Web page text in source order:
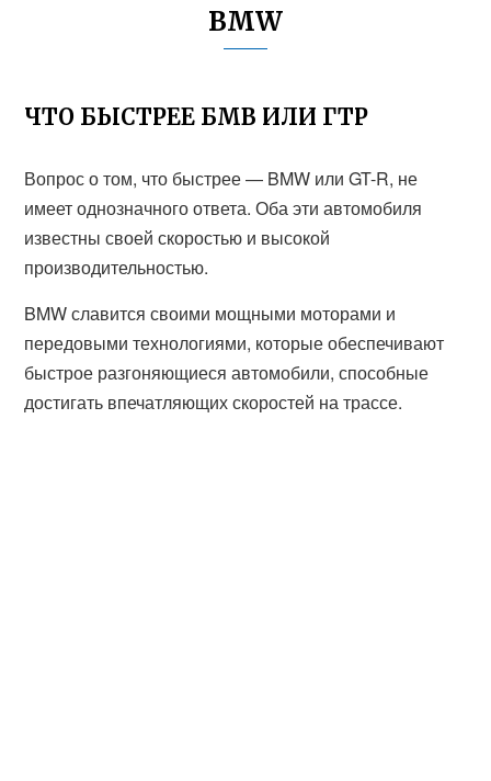
BMW
ЧТО БЫСТРЕЕ БМВ ИЛИ ГТР
Вопрос о том, что быстрее — BMW или GT-R, не
имеет однозначного ответа. Оба эти автомобиля
известны своей скоростью и высокой
производительностью.
BMW славится своими мощными моторами и
передовыми технологиями, которые обеспечивают
быстрое разгоняющиеся автомобили, способные
достигать впечатляющих скоростей на трассе.